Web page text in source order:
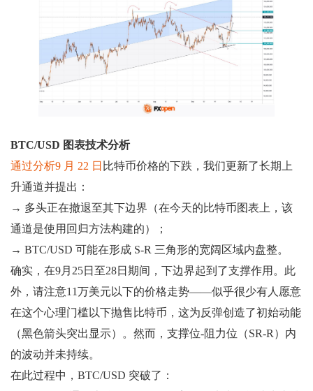
BTC/USD 图表技术分析
通过分析9 月 22 日 比特币价格的下跌，我们更新了长期上
升通道并提出：
→ 多头正在撤退至其下边界（在今天的比特币图表上，该
通道是使用回归方法构建的）；
→ BTC/USD 可能在形成 S-R 三角形的宽阔区域内盘整。
确实，在9月25日至28日期间，下边界起到了支撑作用。此
外，请注意11万美元以下的价格走势——似乎很少有人愿意
在这个心理门槛以下抛售比特币，这为反弹创造了初始动能
（黑色箭头突出显示）。然而，支撑位-阻力位（SR-R）内
的波动并未持续。
在此过程中，BTC/USD 突破了：